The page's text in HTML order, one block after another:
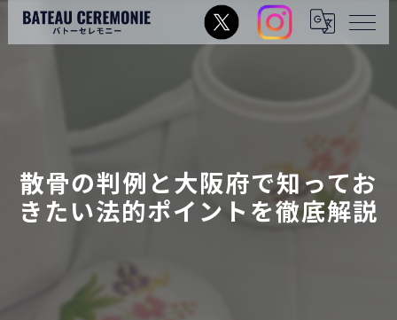
散骨の判例と大阪府で知ってお
きたい法的ポイントを徹底解説